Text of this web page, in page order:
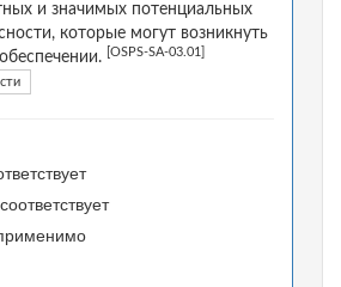
и значимых потенциальных
которые могут возникнуть
[OSPS-SA-03.01]